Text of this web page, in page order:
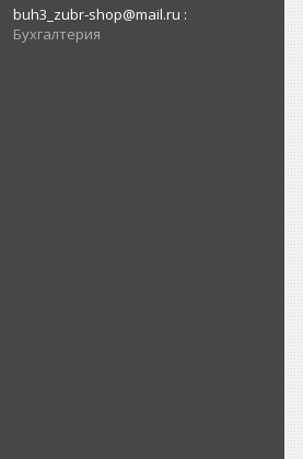
buh3_zubr-shop@mail.ru
Бухгалтерия